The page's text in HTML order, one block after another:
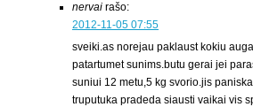
nervai rašo:
2012-11-05 07:55
sveiki.as norejau paklaust kokiu
patartumet sunims.butu gerai jei
suniui 12 metu,5 kg svorio.jis
truputuka pradeda siausti vaikai vis